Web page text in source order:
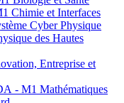
Chimie et Interfaces
Cyber Physique
des Hautes
Entreprise et
- M1 Mathématiques